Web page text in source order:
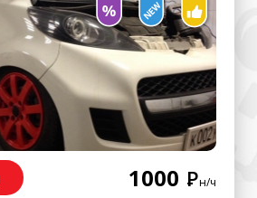
1000 Рн/ч